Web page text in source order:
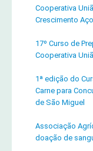
Cooperativa
Crescimento
17º Curso de
Cooperativa
1ª edição do
Carne para
de São Miguel
Associação
doação de